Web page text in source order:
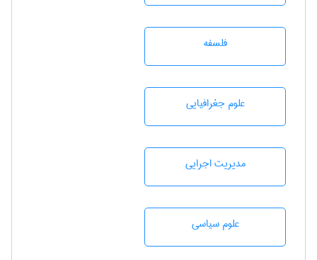
فلسفه
علوم جغرافيايی
مديريت اجرايی
علوم سياسی